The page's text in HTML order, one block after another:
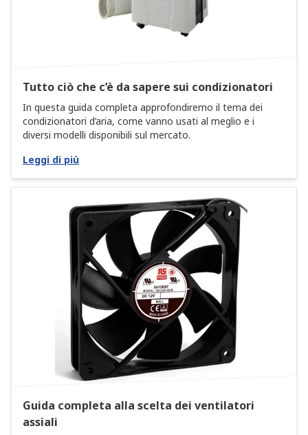
Tutto ciò che c’è da sapere sui condizionatori
In questa guida completa approfondiremo il tema dei
condizionatori d’aria, come vanno usati al meglio e i
diversi modelli disponibili sul mercato.
Leggi di più
Guida completa alla scelta dei ventilatori
assiali